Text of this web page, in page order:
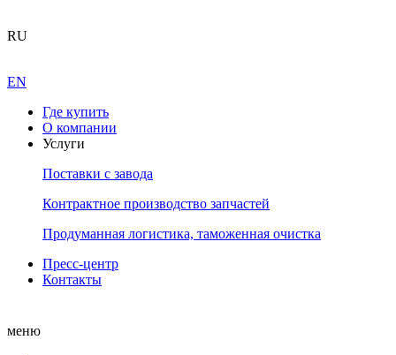
RU
EN
Где купить
О компании
Услуги
Поставки с завода
Контрактное производство запчастей
Продуманная логистика, таможенная очистка
Пресс-центр
Контакты
меню